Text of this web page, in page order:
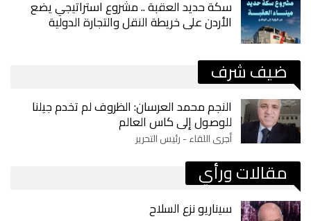
سكة حديد العقبة .. مشروع استراتيجي يضع
الأردن على خريطة النقل والتجارة الدولية
ضيف شرف
النجم محمد العرسان: الظروف لم تخدم جيلنا
للوصول إلى كاس العالم
أجرى اللقاء - رئيس التحرير
مقالات ورأي
سيناريو نزع السلاح